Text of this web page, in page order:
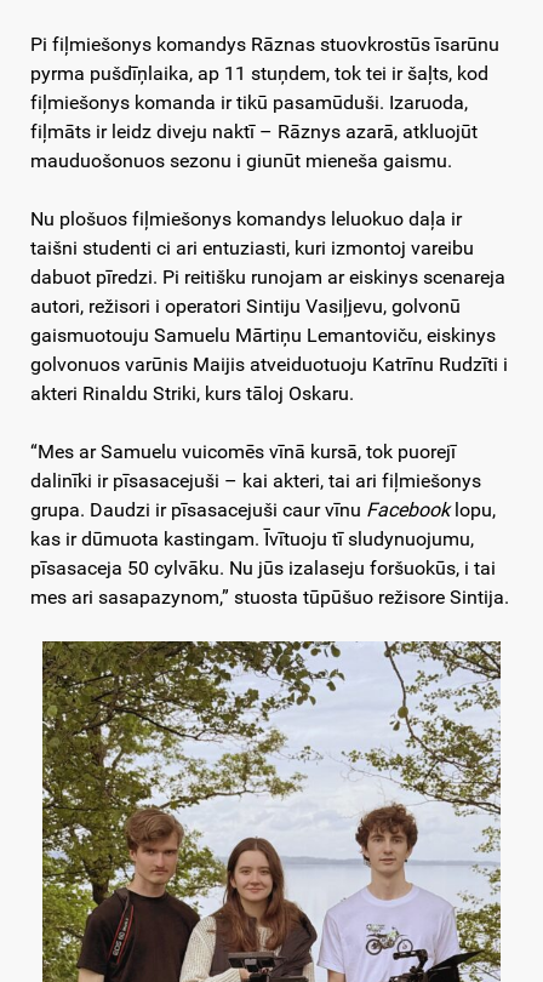
Pi fiļmiešonys komandys Rāznas stuovkrostūs īsarūnu
pyrma pušdīņlaika, ap 11 stuņdem, tok tei ir šaļts, kod
fiļmiešonys komanda ir tikū pasamūduši. Izaruoda,
fiļmāts ir leidz diveju naktī – Rāznys azarā, atkluojūt
mauduošonuos sezonu i giunūt mieneša gaismu.
Nu plošuos fiļmiešonys komandys leluokuo daļa ir
taišni studenti ci ari entuziasti, kuri izmontoj vareibu
dabuot pīredzi. Pi reitišku runojam ar eiskinys scenareja
autori, režisori i operatori Sintiju Vasiļjevu, golvonū
gaismuotouju Samuelu Mārtiņu Lemantoviču, eiskinys
golvonuos varūnis Maijis atveiduotuoju Katrīnu Rudzīti i
akteri Rinaldu Striki, kurs tāloj Oskaru.
“Mes ar Samuelu vuicomēs vīnā kursā, tok puorejī
dalinīki ir pīsasacejuši – kai akteri, tai ari fiļmiešonys
grupa. Daudzi ir pīsasacejuši caur vīnu Facebooklopu,
kas ir dūmuota kastingam. Īvītuoju tī sludynuojumu,
pīsasaceja 50 cylvāku. Nu jūs izalaseju foršuokūs, i tai
mes ari sasapazynom,” stuosta tūpūšuo režisore Sintija.